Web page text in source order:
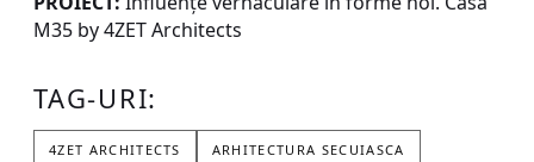
M35 by 4ZET Architects
TAG-URI:
4ZET ARCHITECTS ARHITECTURA SECUIASCA